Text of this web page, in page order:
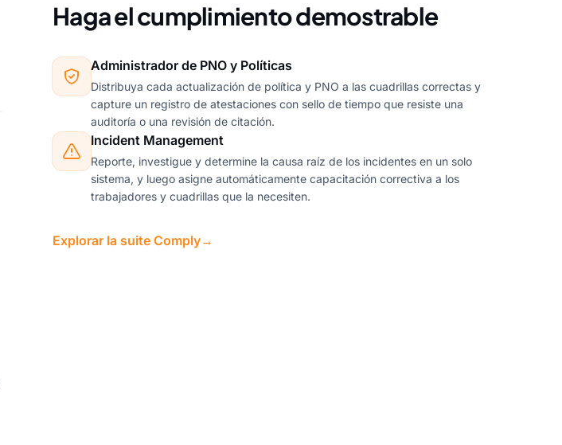
Haga el cumplimiento demostrable
Administrador de PNO y Políticas
Distribuya cada actualización de política y PNO a las cuadrillas correctas y
capture un registro de atestaciones con sello de tiempo que resiste una
auditoría o una revisión de citación.
Incident Management
Reporte, investigue y determine la causa raíz de los incidentes en un solo
sistema, y luego asigne automáticamente capacitación correctiva a los
trabajadores y cuadrillas que la necesiten.
Explorar la suite Comply→